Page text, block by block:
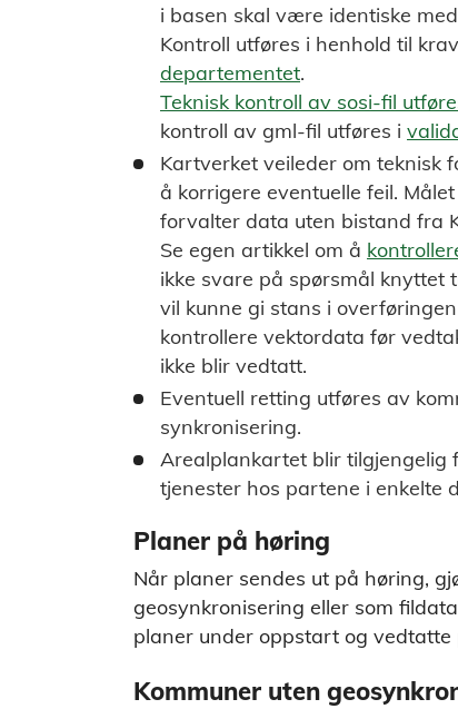
i basen skal være identiske
Kontroll utføres i henhold til
departementet.
Teknisk kontroll av sosi-fil
kontroll av gml-fil utføres i
Kartverket veileder om teknisk
å korrigere eventuelle feil.
forvalter data uten bistand fra
Se egen artikkel om å
ikke svare på spørsmål knyttet
vil kunne gi stans i
kontrollere vektordata før
ikke blir vedtatt.
Eventuell retting utføres av
synkronisering.
Arealplankartet blir
tjenester hos partene i enkelte
Planer på høring
Når planer sendes ut på høring,
geosynkronisering eller som
planer under oppstart og
Kommuner uten